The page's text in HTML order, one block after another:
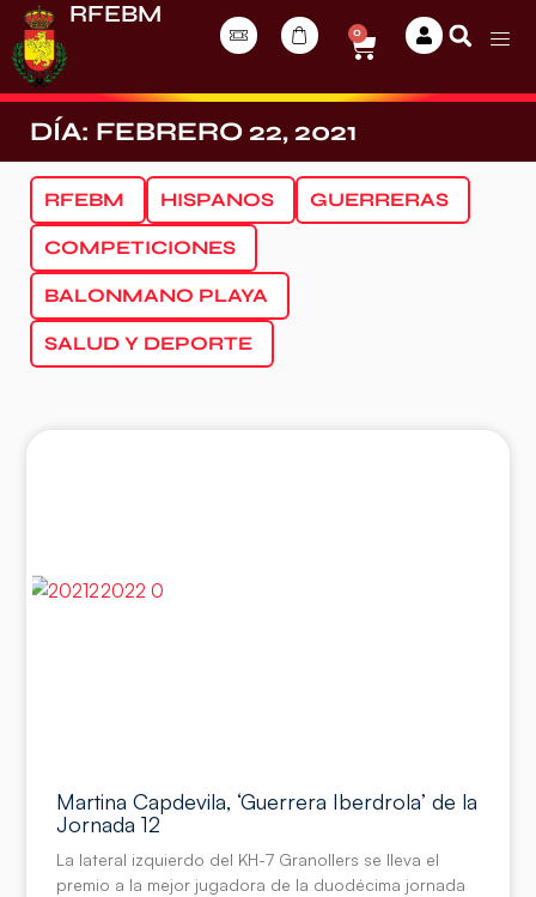
RFEBM
0
DÍA: FEBRERO 22, 2021
RFEBM HISPANOS GUERRERAS
COMPETICIONES
BALONMANO PLAYA
SALUD Y DEPORTE
Martina Capdevila, ‘Guerrera Iberdrola’ de la
Jornada 12
La lateral izquierdo del KH-7 Granollers se lleva el
premio a la mejor jugadora de la duodécima jornada